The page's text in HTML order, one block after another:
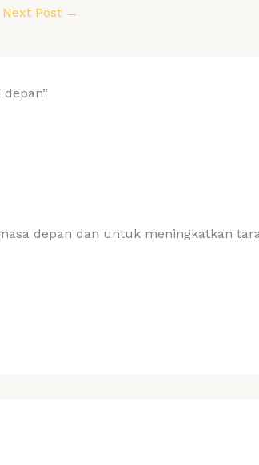
Next Post →
depan dan untuk meningkatkan